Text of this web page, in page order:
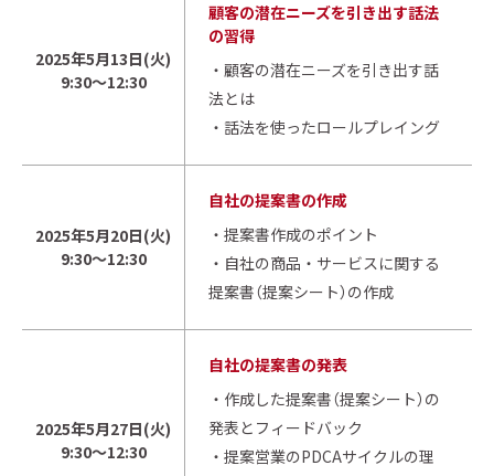
2025年5月13日(火)
9:30～12:30
顧客の潜在ニーズを引き出す話法
の習得
・顧客の潜在ニーズを引き出す話
法とは
・話法を使ったロールプレイング
2025年5月20日(火)
9:30～12:30
自社の提案書の作成
・提案書作成のポイント
・自社の商品・サービスに関する
提案書（提案シート）の作成
2025年5月27日(火)
9:30～12:30
自社の提案書の発表
・作成した提案書（提案シート）の
発表とフィードバック
・提案営業のPDCAサイクルの理